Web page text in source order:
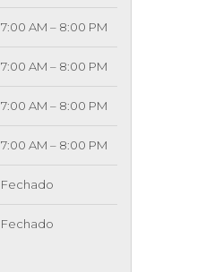
7:00 AM – 8:00 PM
7:00 AM – 8:00 PM
7:00 AM – 8:00 PM
7:00 AM – 8:00 PM
Fechado
Fechado